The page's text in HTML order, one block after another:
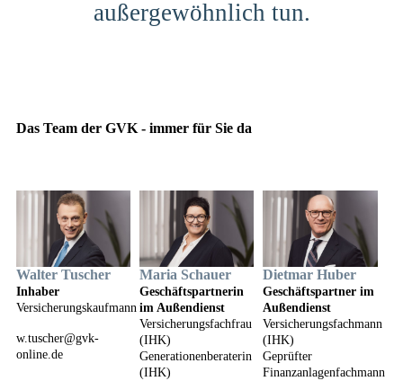
außergewöhnlich tun.
Das Team der GVK - immer für Sie da
Walter Tuscher
Inhaber
Versicherungskaufmann
w.tuscher@gvk-
online.de
Maria Schauer
Geschäftspartnerin
im Außendienst
Versicherungsfachfrau
(IHK)
Generationenberaterin
(IHK)
Dietmar Huber
Geschäftspartner im
Außendienst
Versicherungsfachmann
(IHK)
Geprüfter
Finanzanlagenfachmann